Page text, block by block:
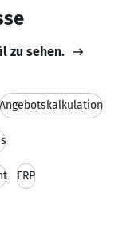
zu sehen.
Angebotskalkulation
ERP